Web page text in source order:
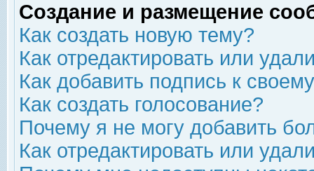
Создание и размещение
Как создать новую тему?
Как отредактировать или
Как добавить подпись к
Как создать голосование?
Почему я не могу добавить
Как отредактировать или